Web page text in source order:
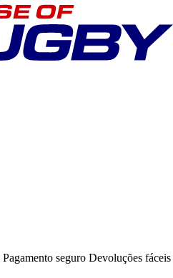
Pagamento seguro Devoluções fáceis